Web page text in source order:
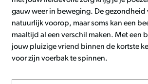
gauw weer in beweging. De gezondheid
natuurlijk voorop, maar soms kan een
maaltijd al een verschil maken. Met een
jouw pluizige vriend binnen de kortste
voor zijn voerbak te spinnen.